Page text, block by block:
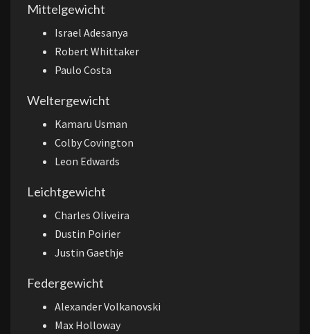
Mittelgewicht
Israel Adesanya
Robert Whittaker
Paulo Costa
Weltergewicht
Kamaru Usman
Colby Covington
Leon Edwards
Leichtgewicht
Charles Oliveira
Dustin Poirier
Justin Gaethje
Federgewicht
Alexander Volkanovski
Max Holloway